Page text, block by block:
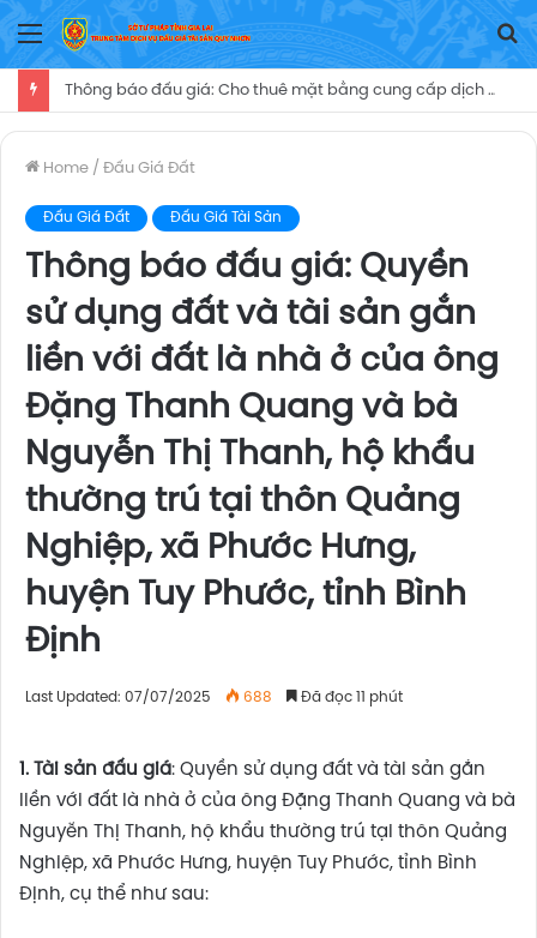
Menu
Thông báo đấu giá: Cho thuê mặt bằng cung cấp dịch vụăn uống, cửa hàng tiện ích (căn tin) thời hạn 05 năm tại Trung tâm Y tế Ayun Pa, kể từ ngày Trung tâm Y tế Ayun Pa ký Hợp đồng cho thuê mặt bằng và biên bản bàn giao mặt bằng khai thác dịch vụ nói trên cho người trúng đấu giá
Home / Đấu Giá Đất
Đấu Giá Đất Đấu Giá Tài Sản
Thông báo đấu giá: Quyền
sử dụng đất và tài sản gắn
liền với đất là nhà ở của ông
Đặng Thanh Quang và bà
Nguyễn Thị Thanh, hộ khẩu
thường trú tại thôn Quảng
Nghiệp, xã Phước Hưng,
huyện Tuy Phước, tỉnh Bình
Định
Last Updated: 07/07/2025 688 Đã đọc 11 phút
1. Tài sản đấu giá: Quyền sử dụng đất và tài sản gắn
liền với đất là nhà ở của ông Đặng Thanh Quang và bà
Nguyễn Thị Thanh, hộ khẩu thường trú tại thôn Quảng
Nghiệp, xã Phước Hưng, huyện Tuy Phước, tỉnh Bình
Định, cụ thể như sau: